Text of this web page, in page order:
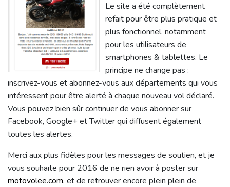
Le site a été complètement
refait pour être plus pratique et
plus fonctionnel, notamment
pour les utilisateurs de
smartphones & tablettes. Le
principe ne change pas :
inscrivez-vous et abonnez-vous aux départements qui vous
intéressent pour être alerté à chaque nouveau vol déclaré.
Vous pouvez bien sûr continuer de vous abonner sur
Facebook, Google+ et Twitter qui diffusent également
toutes les alertes.
Merci aux plus fidèles pour les messages de soutien, et je
vous souhaite pour 2016 de ne rien avoir à poster sur
motovolee.com, et de retrouver encore plein plein de